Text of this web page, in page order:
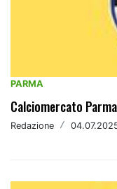
PARMA
Calciomercato
Redazione /